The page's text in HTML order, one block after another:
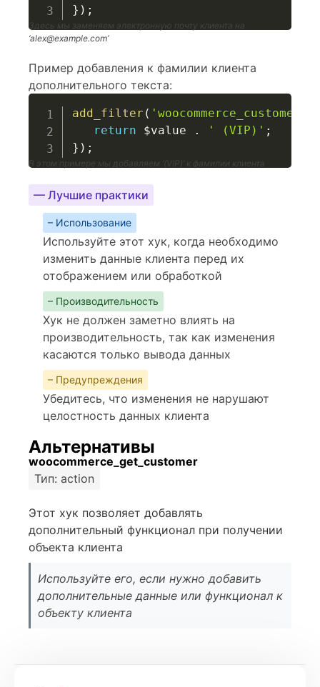
} ) ;
Здесь мы заменяем электронную почту клиента на
‘alex@example.com’
Пример добавления к фамилии клиента
дополнительного текста:
add_filter (
return
$value . ' (VIP)' ;
} ) ;
В этом примере мы добавляем ‘(VIP)’ к фамилии клиента
— Лучшие практики
– Использование
Используйте этот хук, когда необходимо
изменить данные клиента перед их
отображением или обработкой
– Производительность
Хук не должен заметно влиять на
производительность, так как изменения
касаются только вывода данных
– Предупреждения
Убедитесь, что изменения не нарушают
целостность данных клиента
Альтернативы
woocommerce_get_customer
Тип: action
Этот хук позволяет добавлять
дополнительный функционал при получении
объекта клиента
Используйте его, если нужно добавить
дополнительные данные или функционал к
объекту клиента